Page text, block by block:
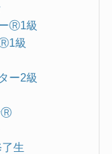
Ⓡ1級
級
ー2級
Ⓡ
生